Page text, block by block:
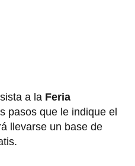
a la Feria
pasos que le indique el
llevarse un base de